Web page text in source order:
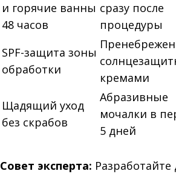
и горячие ванны
48 часов
сразу после
процедуры
SPF-защита зоны
обработки
кремами
Щадящий уход
без скрабов
Абразивные
мочалки в
5 дней
Совет эксперта: Разработайте